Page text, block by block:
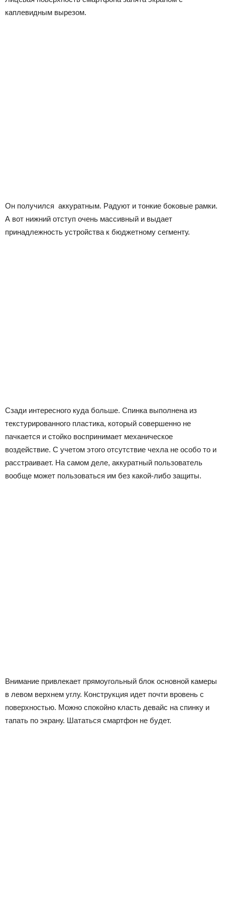
каплевидным вырезом.
Он получился аккуратным. Радуют и тонкие боковые рамки.
А вот нижний отступ очень массивный и выдает
принадлежность устройства к бюджетному сегменту.
Сзади интересного куда больше. Спинка выполнена из
текстурированного пластика, который совершенно не
пачкается и стойко воспринимает механическое
воздействие. С учетом этого отсутствие чехла не особо то и
расстраивает. На самом деле, аккуратный пользователь
вообще может пользоваться им без какой-либо защиты.
Внимание привлекает прямоугольный блок основной камеры
в левом верхнем углу. Конструкция идет почти вровень с
поверхностью. Можно спокойно класть девайс на спинку и
тапать по экрану. Шататься смартфон не будет.